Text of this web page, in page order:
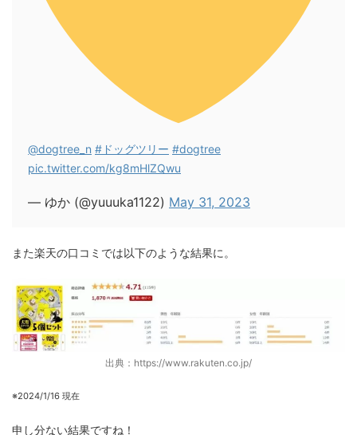
@dogtree_n #ドッグツリー #dogtree
pic.twitter.com/kg8mHlZQwu
— ゆか (@yuuuka1122) May 31, 2023
また楽天の口コミでは以下のような結果に。
出典：https://www.rakuten.co.jp/
※2024/1/16 現在
申し分ない結果ですね！